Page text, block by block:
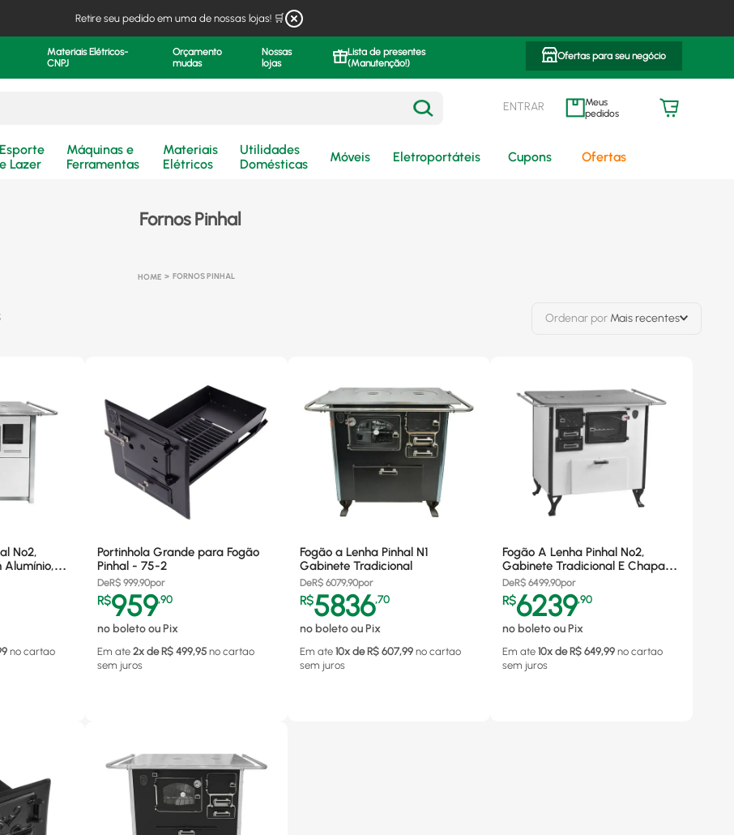
Retire seu pedido em uma de nossas lojas! 🛒
Materiais Elétricos-
CNPJ
Orçamento
mudas
Nossas
lojas
Lista de presentes
(Manutenção!)
Ofertas para seu negócio
ENTRAR meus pedidos
Esporte
e Lazer
Máquinas e
Ferramentas
Materiais
Elétricos
Utilidades
Domésticas
Móveis Eletroportáteis Cupons Ofertas
Fornos Pinhal
FORNOS PINHAL
Ordenar por Mais recentes
Nº2,
Alumínio,
no cartao
Portinhola Grande para Fogão
Pinhal - 75-2
DeR$ 999,90por
R$959,90
no boleto ou Pix
Em ate 2x de R$ 499,95 no cartao
sem juros
Fogão a Lenha Pinhal N1
Gabinete Tradicional
DeR$ 6079,90por
R$5836,70
no boleto ou Pix
Em ate 10x de R$ 607,99 no cartao
sem juros
Fogão A Lenha Pinhal Nº2,
Gabinete Tradicional E Chapa
Em Alumínio, Branco - Saída
Lado Direito
DeR$ 6499,90por
R$6239,90
no boleto ou Pix
Em ate 10x de R$ 649,99 no cartao
sem juros